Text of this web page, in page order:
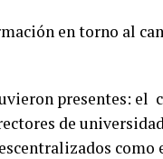
en torno al
presentes: el
de
como